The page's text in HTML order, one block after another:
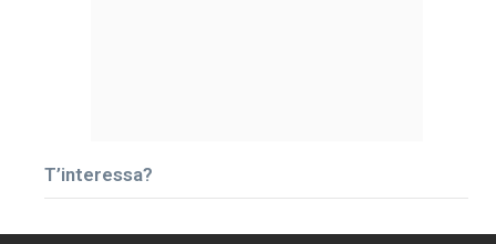
T’interessa?